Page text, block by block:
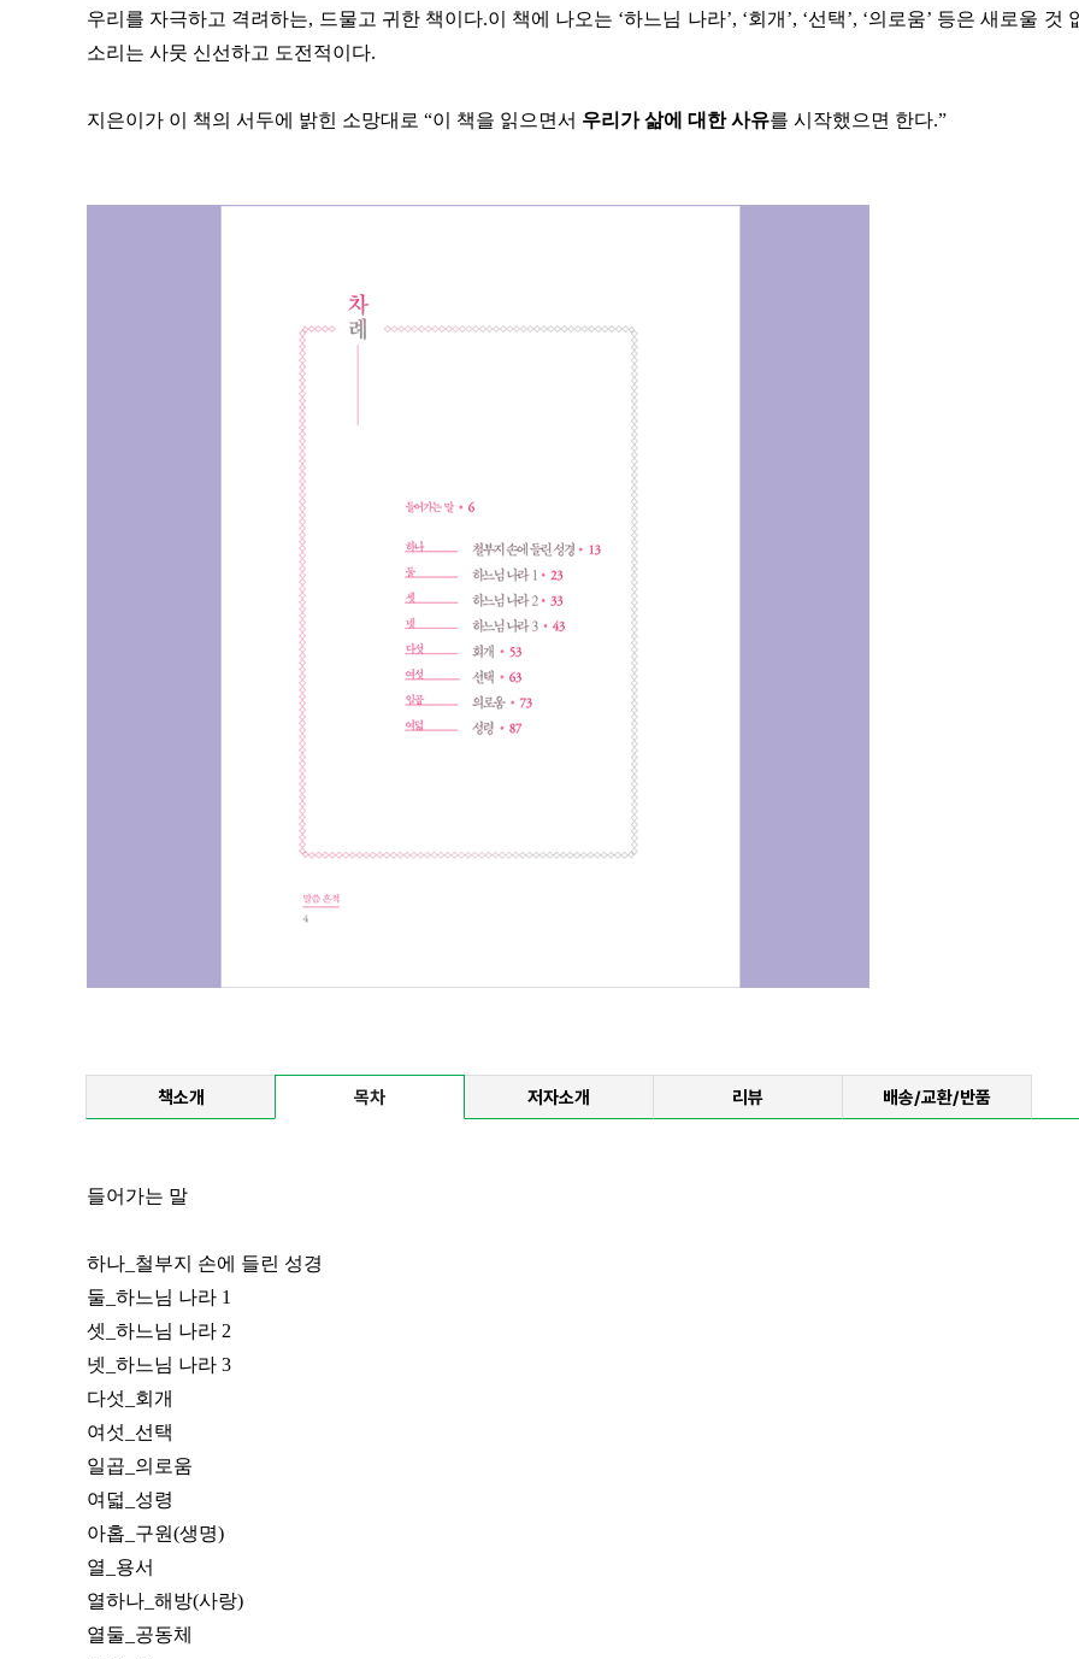
우리를 자극하고 격려하는, 드물고 귀한 책이다.이 책에 나오는 ‘하느님 나라’, ‘회개’, ‘선택’, ‘의로움’ 등은새로울 것
소리는 사뭇 신선하고 도전적이다.
지은이가 이 책의 서두에 밝힌 소망대로 “이 책을 읽으면서 우리가 삶에 대한 사유를 시작했으면 한다.”
책소개 목차 저자소개 리뷰 배송/교환/반품
들어가는 말
하나_철부지 손에 들린 성경
둘_하느님 나라 1
셋_하느님 나라 2
넷_하느님 나라 3
다섯_회개
여섯_선택
일곱_의로움
여덟_성령
아홉_구원(생명)
열_용서
열하나_해방(사랑)
열둘_공동체